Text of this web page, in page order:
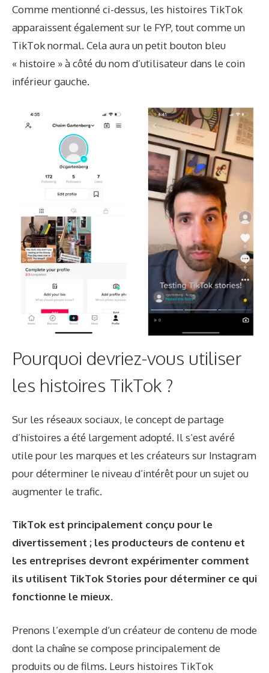
Comme mentionné ci-dessus, les histoires TikTok
apparaissent également sur le FYP, tout comme un
TikTok normal. Cela aura un petit bouton bleu
« histoire » à côté du nom d’utilisateur dans le coin
inférieur gauche.
Pourquoi devriez-vous utiliser
les histoires TikTok ?
Sur les réseaux sociaux, le concept de partage
d’histoires a été largement adopté. Il s’est avéré
utile pour les marques et les créateurs sur Instagram
pour déterminer le niveau d’intérêt pour un sujet ou
augmenter le trafic.
TikTok est principalement conçu pour le
divertissement ; les producteurs de contenu et
les entreprises devront expérimenter comment
ils utilisent TikTok Stories pour déterminer ce qui
fonctionne le mieux.
Prenons l’exemple d’un créateur de contenu de mode
dont la chaîne se compose principalement de
produits ou de films. Leurs histoires TikTok